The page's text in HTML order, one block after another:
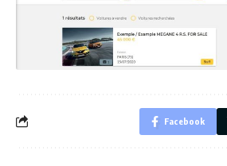
Facebook